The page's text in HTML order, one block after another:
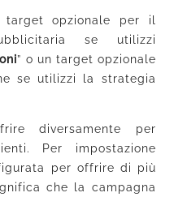
target opzionale per il
se utilizzi
” o un target opzionale
se utilizzi la strategia
diversamente per
Per impostazione
per offrire di più
che la campagna